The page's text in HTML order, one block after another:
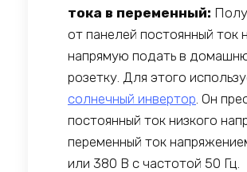
тока в переменный:
от панелей постоянный ток
напрямую подать в
розетку. Для этого
солнечный инвертор . Он
постоянный ток низкого
переменный ток
или 380 В с частотой 50 Гц.